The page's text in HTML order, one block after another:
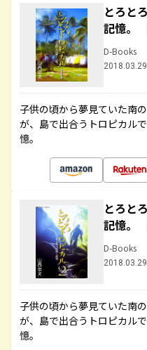
とろと
記憶。
D-Books
子供の頃から夢見ていた南
が、島で出合うトロピカル
憶。
とろと
記憶。
D-Books
子供の頃から夢見ていた南
が、島で出合うトロピカル
憶。